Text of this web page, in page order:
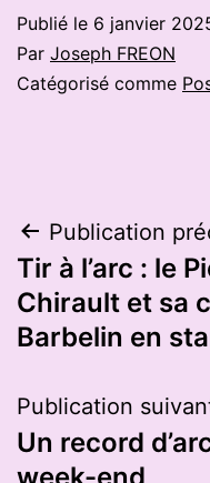
Publié le 6 janvier
Par Joseph FREON
Catégorisé comme
de
l’article
Publication
Tir à l’arc : le
Chirault et sa
Barbelin en
Publication
Un record
week-end